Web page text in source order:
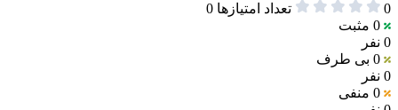
0 تعداد امتیازها 0
0 مثبت
0 نفر
0 بی طرف
0 نفر
0 منفی